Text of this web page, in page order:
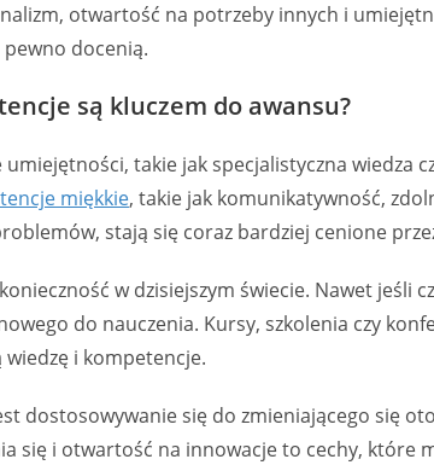
otwartość na potrzeby innych i
docenią.
są kluczem do awansu?
takie jak specjalistyczna wiedza
miękkie, takie jak komunikatywność,
stają się coraz bardziej cenione
w dzisiejszym świecie. Nawet jeśli
do nauczenia. Kursy, szkolenia czy
wiedzę i kompetencje.
dostosowywanie się do zmieniającego się
się i otwartość na innowacje to cechy, które